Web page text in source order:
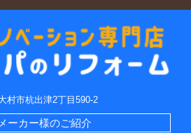
村市杭出津2丁目590-2
ーカー様のご紹介